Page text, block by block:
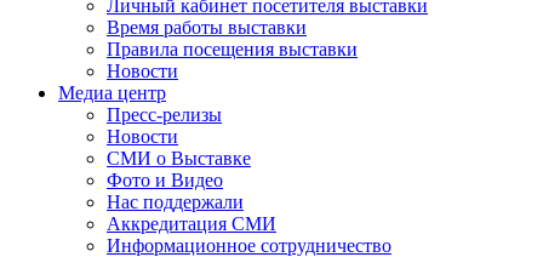
Личный кабинет посетителя выставки
Время работы выставки
Правила посещения выставки
Новости
Медиа центр
Пресс-релизы
Новости
СМИ о Выставке
Фото и Видео
Нас поддержали
Аккредитация СМИ
Информационное сотрудничество